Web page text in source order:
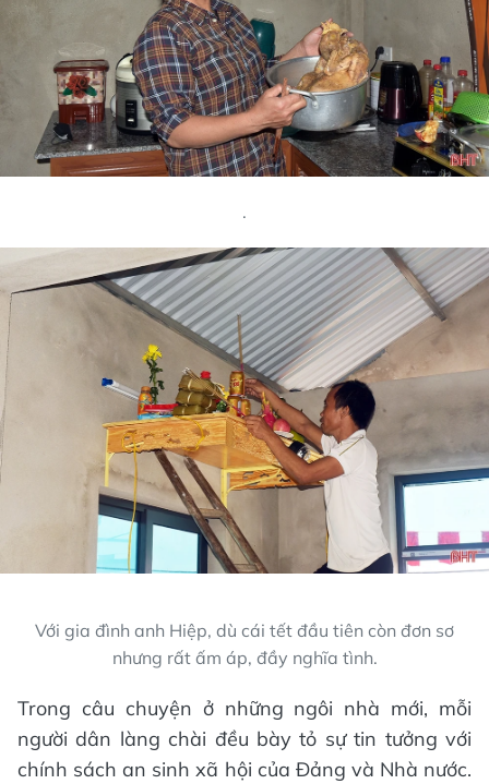
.
Với gia đình anh Hiệp, dù cái tết đầu tiên còn đơn sơ
nhưng rất ấm áp, đầy nghĩa tình.
Trong câu chuyện ở những ngôi nhà mới, mỗi
người dân làng chài đều bày tỏ sự tin tưởng với
chính sách an sinh xã hội của Đảng và Nhà nước.